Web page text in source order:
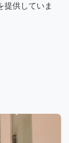
提供していま